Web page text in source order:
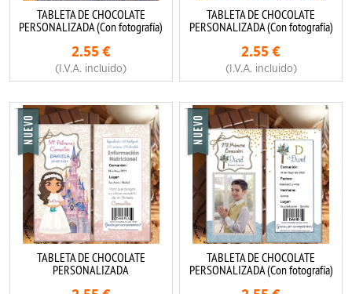
TABLETA DE CHOCOLATE
PERSONALIZADA (Con fotografía)
2.55 €
(I.V.A. incluido)
TABLETA DE CHOCOLATE
PERSONALIZADA (Con fotografía)
2.55 €
(I.V.A. incluido)
TABLETA DE CHOCOLATE
PERSONALIZADA
TABLETA DE CHOCOLATE
PERSONALIZADA (Con fotografía)